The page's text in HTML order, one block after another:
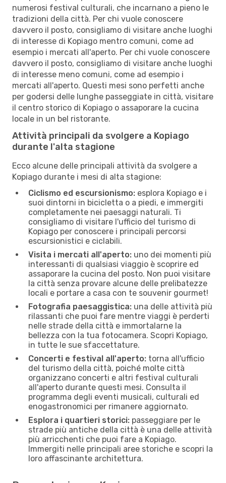
numerosi festival culturali, che incarnano a pieno le
tradizioni della città. Per chi vuole conoscere
davvero il posto, consigliamo di visitare anche luoghi
di interesse di Kopiago mentro comuni, come ad
esempio i mercati all'aperto. Per chi vuole conoscere
davvero il posto, consigliamo di visitare anche luoghi
di interesse meno comuni, come ad esempio i
mercati all'aperto. Questi mesi sono perfetti anche
per godersi delle lunghe passeggiate in città, visitare
il centro storico di Kopiago o assaporare la cucina
locale in un bel ristorante.
Attività principali da svolgere a Kopiago
durante l'alta stagione
Ecco alcune delle principali attività da svolgere a
Kopiago durante i mesi di alta stagione:
Ciclismo ed escursionismo: esplora Kopiago e i
suoi dintorni in bicicletta o a piedi, e immergiti
completamente nei paesaggi naturali. Ti
consigliamo di visitare l'ufficio del turismo di
Kopiago per conoscere i principali percorsi
escursionistici e ciclabili.
Visita i mercati all'aperto: uno dei momenti più
interessanti di qualsiasi viaggio è scoprire ed
assaporare la cucina del posto. Non puoi visitare
la città senza provare alcune delle prelibatezze
locali e portare a casa con te souvenir gourmet!
Fotografia paesaggistica: una delle attività più
rilassanti che puoi fare mentre viaggi è perderti
nelle strade della città e immortalarne la
bellezza con la tua fotocamera. Scopri Kopiago,
in tutte le sue sfaccettature.
Concerti e festival all'aperto: torna all'ufficio
del turismo della città, poiché molte città
organizzano concerti e altri festival culturali
all'aperto durante questi mesi. Consulta il
programma degli eventi musicali, culturali ed
enogastronomici per rimanere aggiornato.
Esplora i quartieri storici: passeggiare per le
strade più antiche della città è una delle attività
più arricchenti che puoi fare a Kopiago.
Immergiti nelle principali aree storiche e scopri la
loro affascinante architettura.